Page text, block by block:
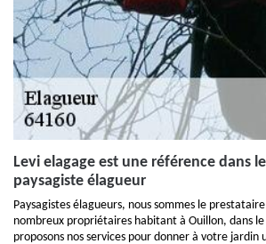
Levi elagage est une référence dans
paysagiste élagueur
Paysagistes élagueurs, nous sommes le
nombreux propriétaires habitant à Ouillon, dans le
proposons nos services pour donner à votre jardin